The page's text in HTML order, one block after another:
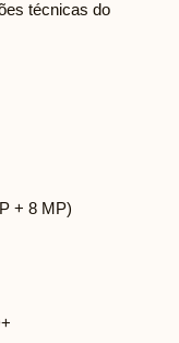
técnicas do
+ 8 MP)